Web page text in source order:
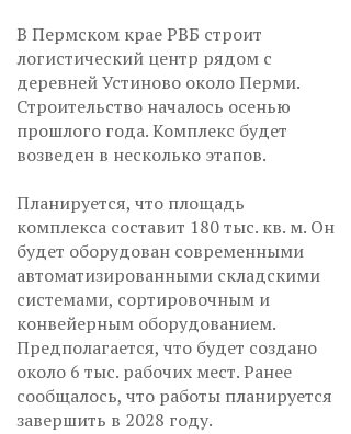
В Пермском крае РВБ строит
логистический центр рядом с
деревней Устиново около Перми.
Строительство началось осенью
прошлого года. Комплекс будет
возведен в несколько этапов.
Планируется, что площадь
комплекса составит 180 тыс. кв. м. Он
будет оборудован современными
автоматизированными складскими
системами, сортировочным и
конвейерным оборудованием.
Предполагается, что будет создано
около 6 тыс. рабочих мест. Ранее
сообщалось, что работы планируется
завершить в 2028 году.